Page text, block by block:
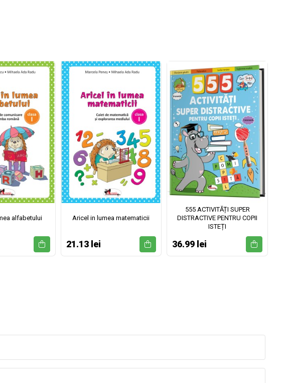
alfabetului Aricel in lumea matematicii
21.13 lei
555 ACTIVITĂȚI SUPER
DISTRACTIVE PENTRU COPII
ISTEȚI
36.99 lei